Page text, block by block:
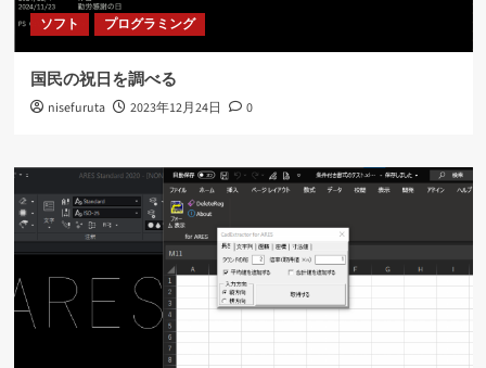
ソフト プログラミング
国民の祝日を調べる
nisefuruta 2023年12月24日 0